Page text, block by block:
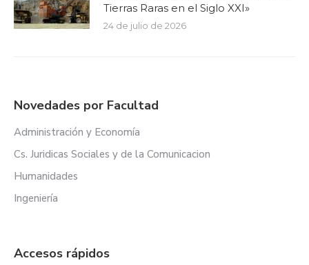
Tierras Raras en el Siglo XXI»
24 de julio de 2026
Novedades por Facultad
Administración y Economía
Cs. Juridicas Sociales y de la Comunicacion
Humanidades
Ingeniería
Accesos rápidos